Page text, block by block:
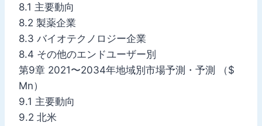
8.1 主要動向
8.2 製薬企業
8.3 バイオテクノロジー企業
8.4 その他のエンドユーザー別
第9章 2021〜2034年地域別市場予測・予測 （$
Mn）
9.1 主要動向
9.2 北米